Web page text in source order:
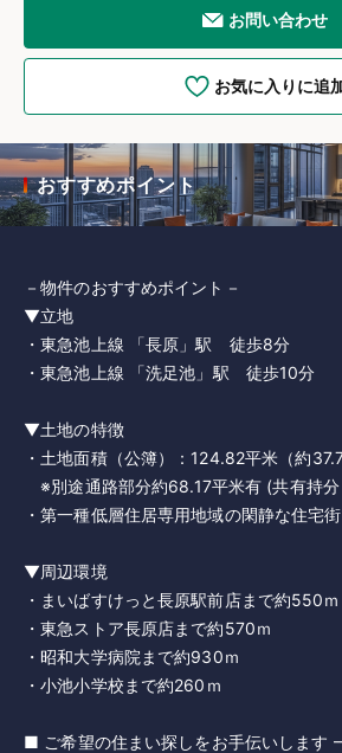
お問い合わせ
お気に入りに追
おすすめポイント
－物件のおすすめポイント－
▼立地
・東急池上線 「長原」駅 徒歩8分
・東急池上線 「洗足池」駅 徒歩10分
▼土地の特徴
・土地面積（公簿）：124.82平米（約
※別途通路部分約68.17平米有 (共有持
・第一種低層住居専用地域の閑静な住宅街
▼周辺環境
・まいばすけっと長原駅前店まで約550ｍ
・東急ストア長原店まで約570ｍ
・昭和大学病院まで約930ｍ
・小池小学校まで約260ｍ
■ ご希望の住まい探しをお手伝いしま